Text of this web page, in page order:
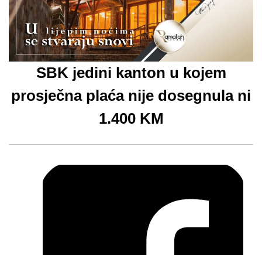
SBK jedini kanton u kojem
prosječna plaća nije dosegnula ni
1.400 KM